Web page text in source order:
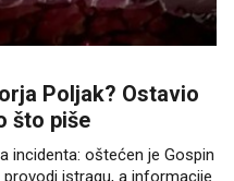
Poljak? Ostavio
što piše
incidenta: oštećen je Gospin
istragu, a informacije